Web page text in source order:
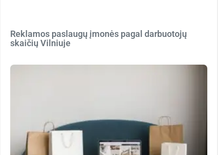
Reklamos paslaugų įmonės pagal darbuotojų
skaičių Vilniuje